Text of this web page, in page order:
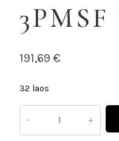
3PMSF
191,69 €
32 laos